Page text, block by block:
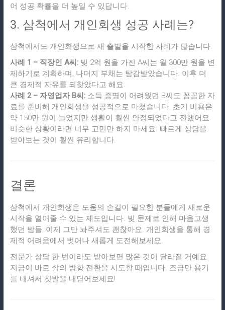
어 성공 확률을 더 높일 수 있답니다.
3. 삼척에서 개인회생 성공 사례는?
삼척에서도 개인회생으로 새 출발을 시작한 사례가 많습니다.
사례 1 – 직장인 A씨:빚 2억 원을 가진 A씨는 월 300만 원을 변
제하기로 계획하며, 나머지 부채는 탕감받았습니다. 이후 더
큰 경제적 자유를 되찾았다고 해요.
사례 2 – 자영업자 B씨:소득 증명이 어려웠던 B씨도 꼼꼼한 자
료를 준비해 개인회생을 성공적으로 마쳤습니다. 초기 비용은
약 150만 원이 들었지만 생활이 훨씬 안정되었다고 전했어요.
비슷한 상황이라면 너무 고민만 하지 마세요. 빠르게 상담을
받아보는 것이 훨씬 유리합니다.
결론
삼척에서 개인회생은 도움의 손길이 필요한 분들에게 새로운
시작을 열어줄 수 있는 제도입니다. 빚 문제로 인해 마음고생
했던 밤들, 이제 그만 놔주셔도 괜찮아요. 개인회생을 통해 경
제적 어려움에서 벗어나 새롭게 도전해보세요.
전문가 상담 한 번이라도 받아보면 많은 것이 달라질 거예요.
지금이 바로 삶의 방향 전환을 시도할 때입니다. 조금만 용기
를 내셔서 첫발을 내딛어보세요!